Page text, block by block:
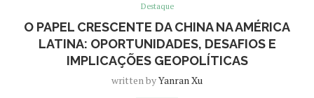
Destaque
O PAPEL CRESCENTE DA CHINA NA AMÉRICA
LATINA: OPORTUNIDADES, DESAFIOS E
IMPLICAÇÕES GEOPOLÍTICAS
written byYanran Xu